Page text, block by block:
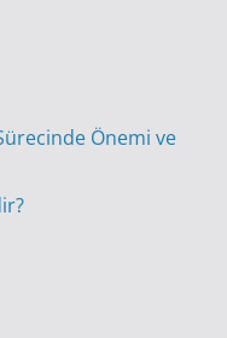
Önemi ve